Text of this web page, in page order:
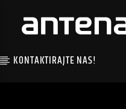
KONTAKTIRAJTE NAS!